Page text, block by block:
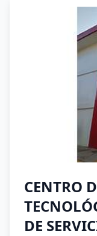
CENTRO
DE